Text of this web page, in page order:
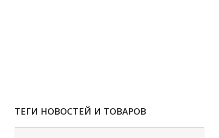
ТЕГИ НОВОСТЕЙ И ТОВАРОВ